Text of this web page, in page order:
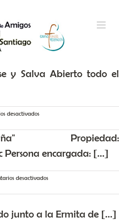
y Salva Abierto todo el
desactivadosen
Propiedad:
encargada: [...]
desactivadosen
junto a la Ermita de [...]